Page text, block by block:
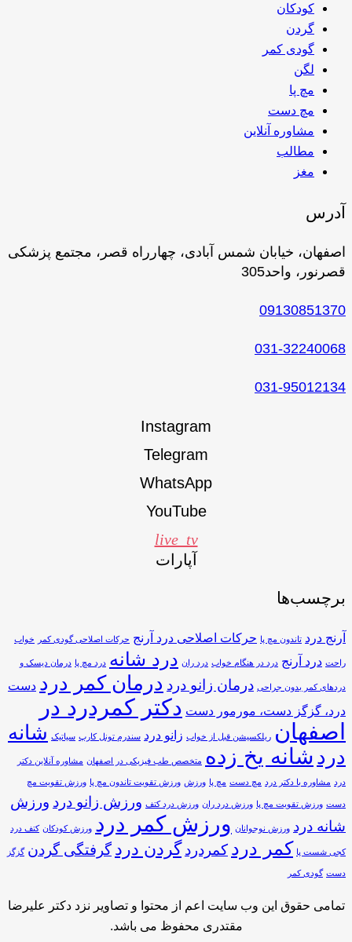
کودکان
گردن
گودی کمر
لگن
مچ پا
مچ دست
مشاوره آنلاین
مطالب
مغز
آدرس
اصفهان، خیابان شمس آبادی، چهارراه قصر، مجتمع پزشکی
قصرنور، واحد305
09130851370
031-32240068
031-95012134
Instagram
Telegram
WhatsApp
YouTube
live_tv
آپارات
برچسب‌ها
آرنج درد تاندون مچ پا حرکات اصلاحی درد آرنج حرکات اصلاحی گودی کمر خواب
راحت درد آرنج درد در هنگام خواب درد ران درد شانه درد مچ پا درمان دیسک و
دردهای کمر بدون جراحی درمان زانو درد درمان کمر درد دست
درد، گزگز دست، مورمور دست دکتر کمردرد در
اصفهان ریلکسیشن قبل از خواب زانو درد سندرم تونل کارپ سیاتیک شانه
درد شانه یخ زده متخصص طب فیزیکی در اصفهان مشاوره آنلاین دکتر
درد مشاوره با دکتر درد مچ دست مچ پا ورزش ورزش تقویت تاندون مچ پا ورزش تقویت مچ
دست ورزش تقویت مچ پا ورزش درد ران ورزش درد کتف ورزش زانو درد ورزش
شانه درد ورزش نوجوانان ورزش کمر درد ورزش کودکان کتف درد
کجی شست پا کمر درد کمردرد گردن درد گرفتگی گردن گزگز
دست گودی کمر
تمامی حقوق این وب سایت اعم از محتوا و تصاویر نزد دکتر علیرضا
مقتدری محفوظ می باشد.